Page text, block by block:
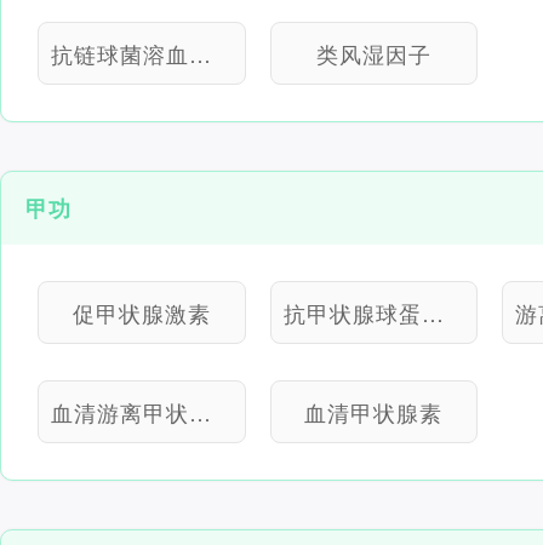
抗链球菌溶血素“O” 类风湿因子
甲功
促甲状腺激素 抗甲状腺球蛋白抗体
血清游离甲状腺素 血清甲状腺素